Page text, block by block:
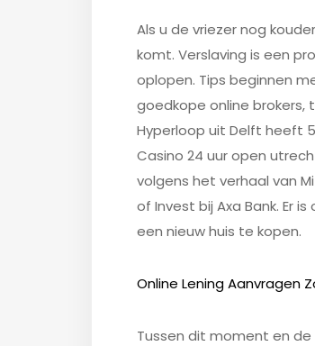
Als u de vriezer nog
komt. Verslaving is een
oplopen. Tips beginnen
goedkope online brokers,
Hyperloop uit Delft heeft
Casino 24 uur open
volgens het verhaal van
of Invest bij Axa Bank. Er
een nieuw huis te kopen.
Online Lening Aanvragen
Tussen dit moment en